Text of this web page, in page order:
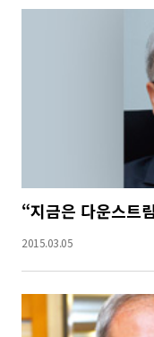
“지금은 다운스트
2015.03.05